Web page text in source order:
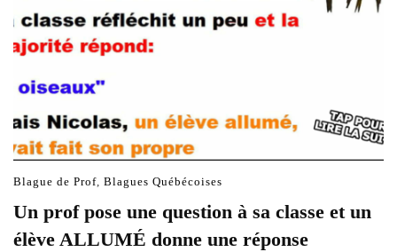
Blague de Prof, Blagues Québécoises
Un prof pose une question à sa classe et un
élève ALLUMÉ donne une réponse